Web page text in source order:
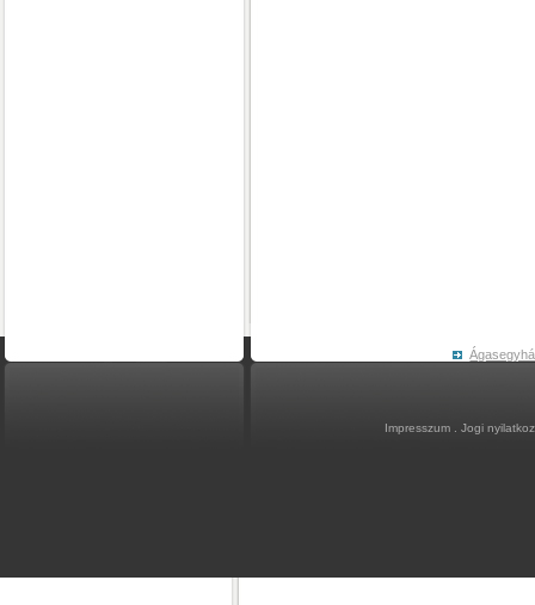
Impresszum .Jogi